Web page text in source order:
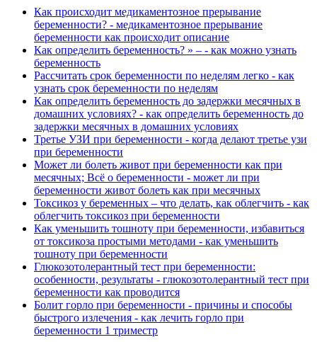
Как происходит медикаментозное прерывание
беременности? - медикаментозное прерывание
беременности как происходит описание
Как определить беременность? » – - как можно узнать
беременность
Рассчитать срок беременности по неделям легко - как
узнать срок беременности по неделям
Как определить беременность до задержки месячных в
домашних условиях? - как определить беременность до
задержки месячных в домашних условиях
Третье УЗИ при беременности - когда делают третье узи
при беременности
Может ли болеть живот при беременности как при
месячных; Всё о беременности - может ли при
беременности живот болеть как при месячных
Токсикоз у беременных – что делать, как облегчить - как
облегчить токсикоз при беременности
Как уменьшить тошноту при беременности, избавиться
от токсикоза простыми методами - как уменьшить
тошноту при беременности
Глюкозотолерантный тест при беременности:
особенности, результаты - глюкозотолерантный тест при
беременности как проводится
Болит горло при беременности - причины и способы
быстрого излечения - как лечить горло при
беременности 1 триместр